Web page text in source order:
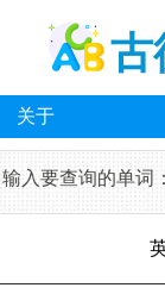
古
关于
输入要查询的单词